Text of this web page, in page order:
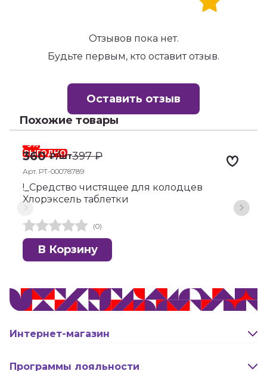
Отзывов пока нет.
Будьте первым, кто оставит отзыв.
Оставить отзыв
Похожие товары
ВЫГОДНО
-9%
360₽/шт397₽
Арт. РТ-00078789
!_Средство чистящее для колодцев
Хлорэксель таблетки
(0)
В Корзину
Интернет-магазин
Программы лояльности